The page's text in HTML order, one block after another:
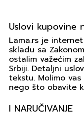
Uslovi kupovine
Lama.rs je
skladu sa
ostalim važećim
Srbiji. Detaljni
tekstu. Molimo
nego što obavite
I NARUČIVANJE